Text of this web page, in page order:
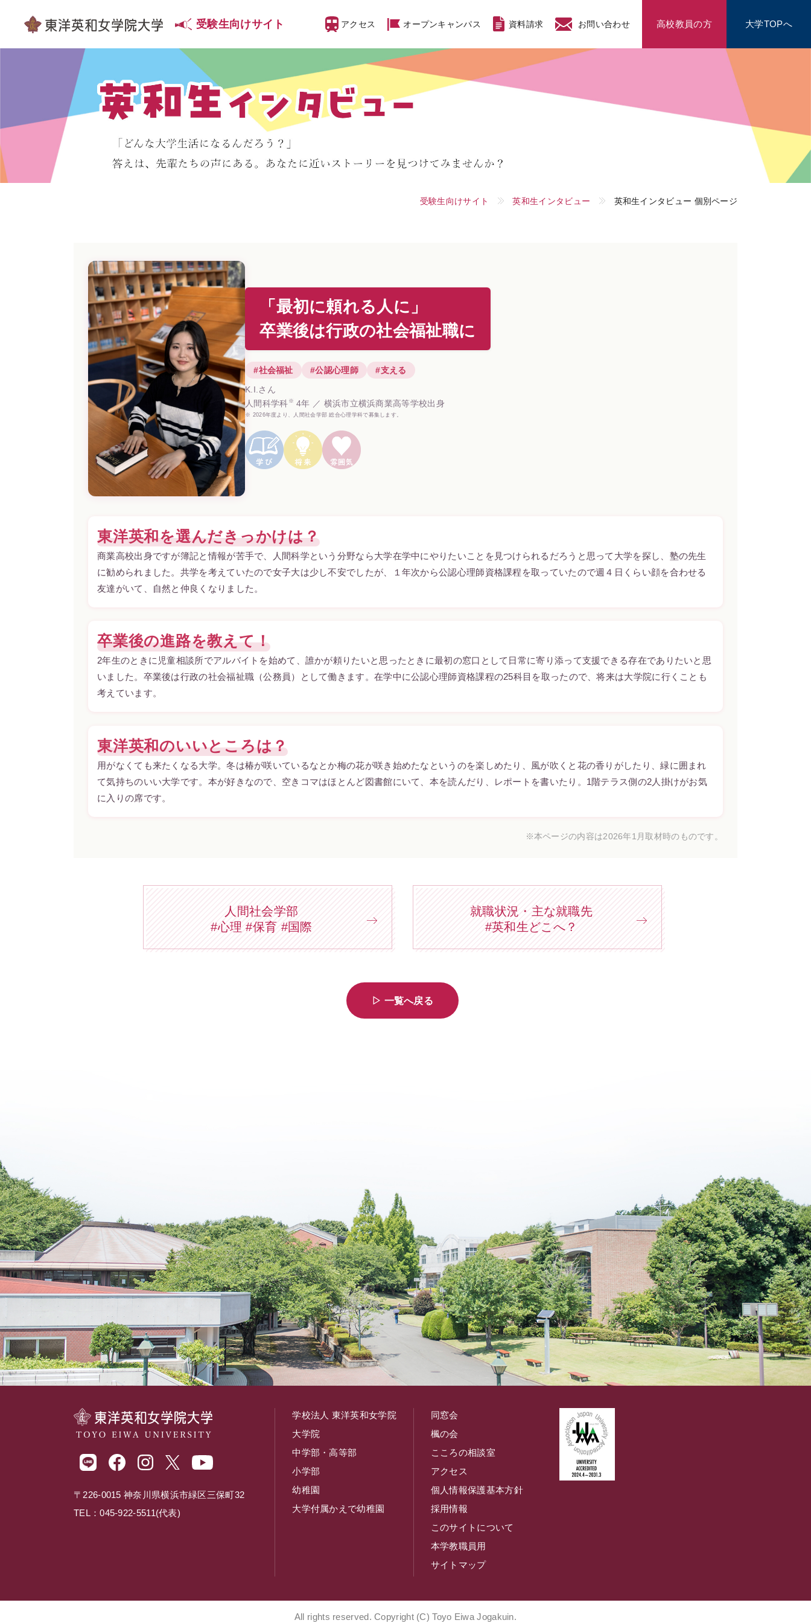
受験生向けサイト アクセス オープンキャンパス 資料請求 お問い合わせ 高校教員の方 大学TOPへ
受験生向けサイト 英和生インタビュー 英和生インタビュー 個別ページ
「最初に頼れる人に」
卒業後は行政の社会福祉職に
#社会福祉 #公認心理師
#支える
K.I.さん
人間科学科 ※ 4年 ／ 横浜市立横浜商業高等学校出身
※ 2026年度より、人間社会学部 総合心理学科で募集します。
東洋英和を選んだきっかけは？
商業高校出身ですが簿記と情報が苦手で、人間科学という分野なら大学在学中にやりたいことを見つけられるだろうと思って大学を探し、塾の先生
に勧められました。共学を考えていたので女子大は少し不安でしたが、１年次から公認心理師資格課程を取っていたので週４日くらい顔を合わせる
友達がいて、自然と仲良くなりました。
卒業後の進路を教えて！
2年生のときに児童相談所でアルバイトを始めて、誰かが頼りたいと思ったときに最初の窓口として日常に寄り添って支援できる存在でありたいと思
いました。卒業後は行政の社会福祉職（公務員）として働きます。在学中に公認心理師資格課程の25科目を取ったので、将来は大学院に行くことも
考えています。
東洋英和のいいところは？
用がなくても来たくなる大学。冬は椿が咲いているなとか梅の花が咲き始めたなというのを楽しめたり、風が吹くと花の香りがしたり、緑に囲まれ
て気持ちのいい大学です。本が好きなので、空きコマはほとんど図書館にいて、本を読んだり、レポートを書いたり。1階テラス側の2人掛けがお気
に入りの席です。
※本ページの内容は2026年1月取材時のものです。
人間社会学部
#心理 #保育 #国際
就職状況・主な就職先
#英和生どこへ？
▷ 一覧へ戻る
〒226-0015 神奈川県横浜市緑区三保町32
TEL：045-922-5511(代表)
学校法人 東洋英和女学院
大学院
中学部・高等部
小学部
幼稚園
大学付属かえで幼稚園
同窓会
楓の会
こころの相談室
アクセス
個人情報保護基本方針
採用情報
このサイトについて
本学教職員用
サイトマップ
All rights reserved. Copyright (C) Toyo Eiwa Jogakuin.